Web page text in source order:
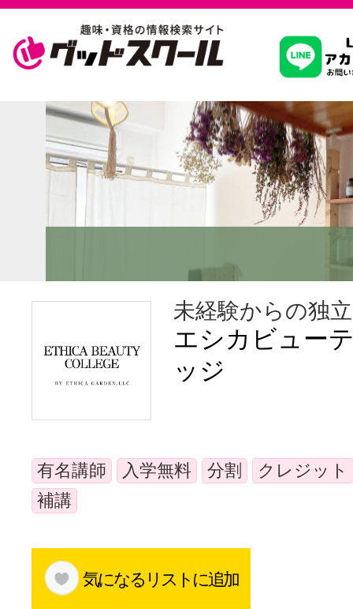
習いたいこ
スクールを
駅・路線か
通信講座を
体験レッス
やりたいこ
グッドスク
未経験からの独
エシカビュー
ッジ
有名講師 入学無料 分割
クレジット
補講
気になるリストに追加